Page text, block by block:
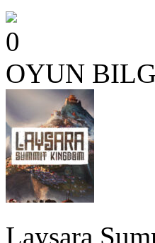
0
OYUN
Laysara